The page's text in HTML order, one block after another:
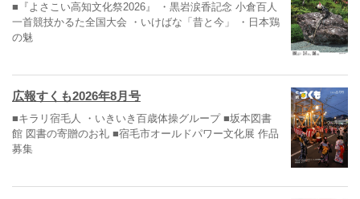
■『よさこい高知文化祭2026』 ・黒岩涙香記念 小倉百人
一首競技かるた全国大会 ・いけばな「昔と今」 ・日本鶏
の魅
広報すくも2026年8月号
■キラリ宿毛人 ・いきいき百歳体操グループ ■坂本図書
館 図書の寄贈のお礼 ■宿毛市オールドパワー文化展 作品
募集